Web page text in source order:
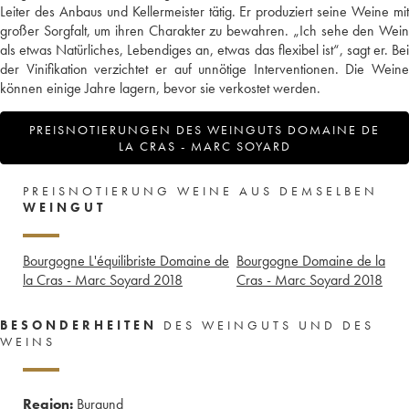
Leiter des Anbaus und Kellermeister tätig. Er produziert seine Weine mit
großer Sorgfalt, um ihren Charakter zu bewahren. „Ich sehe den Wein
als etwas Natürliches, Lebendiges an, etwas das flexibel ist“, sagt er. Bei
der Vinifikation verzichtet er auf unnötige Interventionen. Die Weine
können einige Jahre lagern, bevor sie verkostet werden.
PREISNOTIERUNGEN DES WEINGUTS DOMAINE DE
LA CRAS - MARC SOYARD
PREISNOTIERUNG WEINE AUS DEMSELBEN
WEINGUT
Bourgogne L'équilibriste Domaine de
la Cras - Marc Soyard 2018
Bourgogne Domaine de la
Cras - Marc Soyard 2018
BESONDERHEITEN
DES WEINGUTS UND DES
WEINS
Region: Burgund